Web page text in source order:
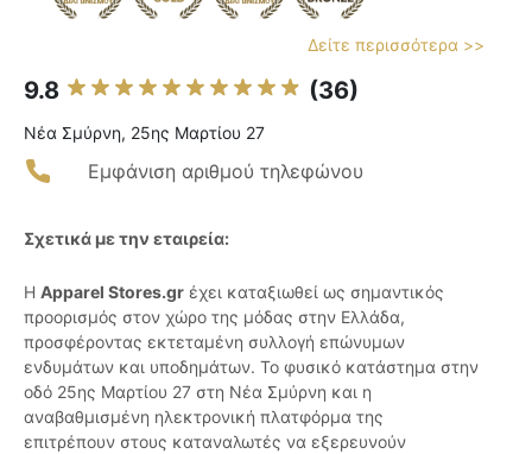
Δείτε περισσότερα >>
9.8 (36)
Νέα Σμύρνη, 25ης Μαρτίου 27
Εμφάνιση αριθμού τηλεφώνου
Σχετικά με την εταιρεία:
Η Apparel Stores.gr έχει καταξιωθεί ως σημαντικός
προορισμός στον χώρο της μόδας στην Ελλάδα,
προσφέροντας εκτεταμένη συλλογή επώνυμων
ενδυμάτων και υποδημάτων. Το φυσικό κατάστημα στην
οδό 25ης Μαρτίου 27 στη Νέα Σμύρνη και η
αναβαθμισμένη ηλεκτρονική πλατφόρμα της
επιτρέπουν στους καταναλωτές να εξερευνούν